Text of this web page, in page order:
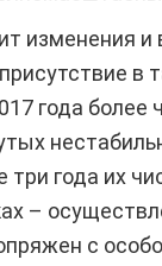
изменения
в
года
года их
–
с